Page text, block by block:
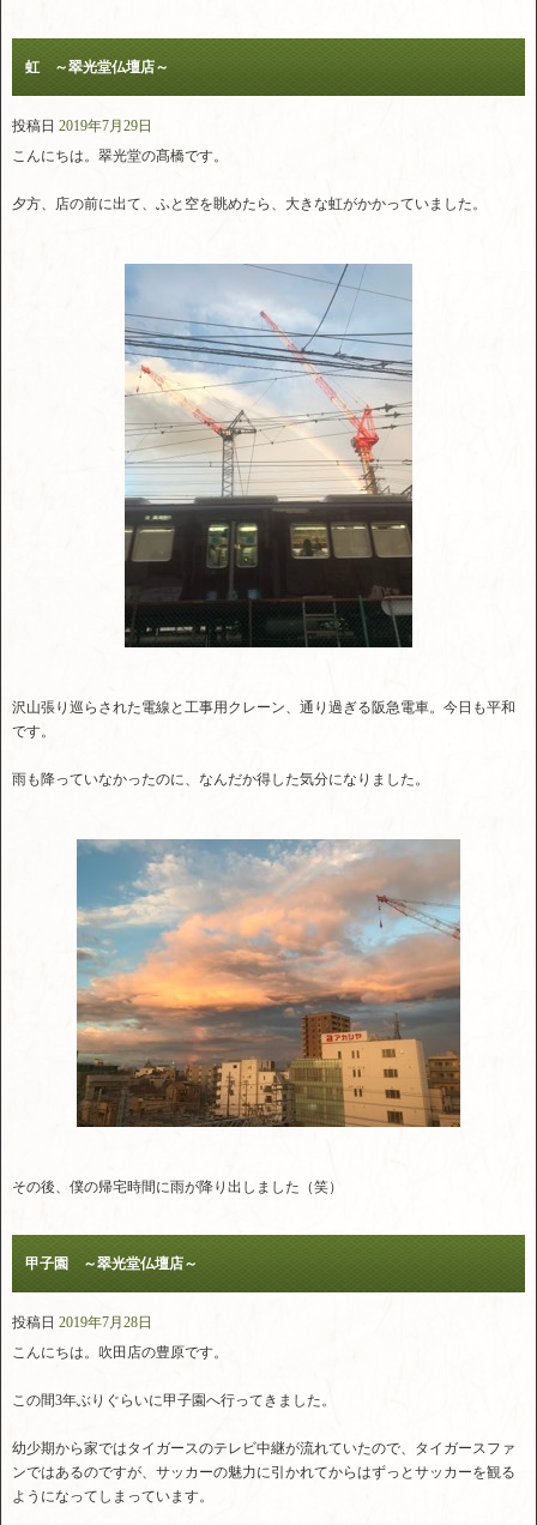
虹 ～翠光堂仏壇店～
投稿日 2019年7月29日
こんにちは。翠光堂の髙橋です。
夕方、店の前に出て、ふと空を眺めたら、大きな虹がかかっていました。
沢山張り巡らされた電線と工事用クレーン、通り過ぎる阪急電車。今日も平和
です。
雨も降っていなかったのに、なんだか得した気分になりました。
その後、僕の帰宅時間に雨が降り出しました（笑）
甲子園 ～翠光堂仏壇店～
投稿日 2019年7月28日
こんにちは。吹田店の豊原です。
この間3年ぶりぐらいに甲子園へ行ってきました。
幼少期から家ではタイガースのテレビ中継が流れていたので、タイガースファ
ンではあるのですが、サッカーの魅力に引かれてからはずっとサッカーを観る
ようになってしまっています。